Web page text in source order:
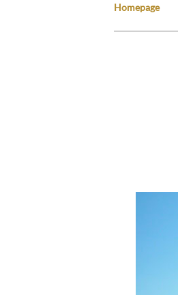
Homepage